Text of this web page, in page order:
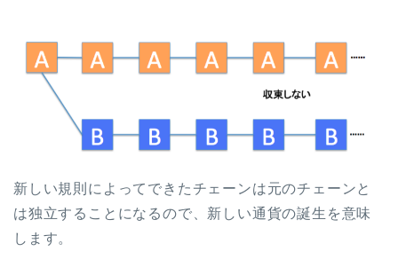
新しい規則によってできたチェーンは元のチェーンと
は独立することになるので、新しい通貨の誕生を意味
します。